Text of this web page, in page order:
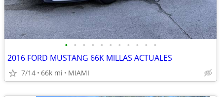
• • • • • • • • • • •
2016 FORD MUSTANG 66K MILLAS ACTUALES
7/14 66k mi MIAMI